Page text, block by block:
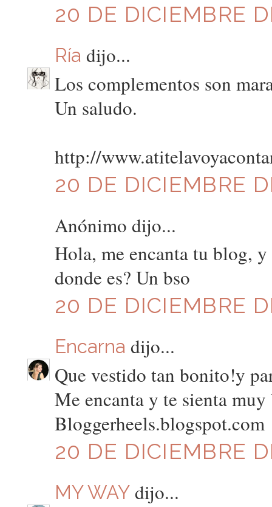
20 DE DICIEMBRE
Ría dijo...
Los complementos son
Un saludo.
http://
20 DE DICIEMBRE
Anónimo dijo...
Hola, me encanta tu blog,
donde es? Un bso
20 DE DICIEMBRE
Encarna dijo...
Que vestido tan bonito!y
Me encanta y te sienta muy
Bloggerheels.blogspot.com
20 DE DICIEMBRE
MY WAYdijo...